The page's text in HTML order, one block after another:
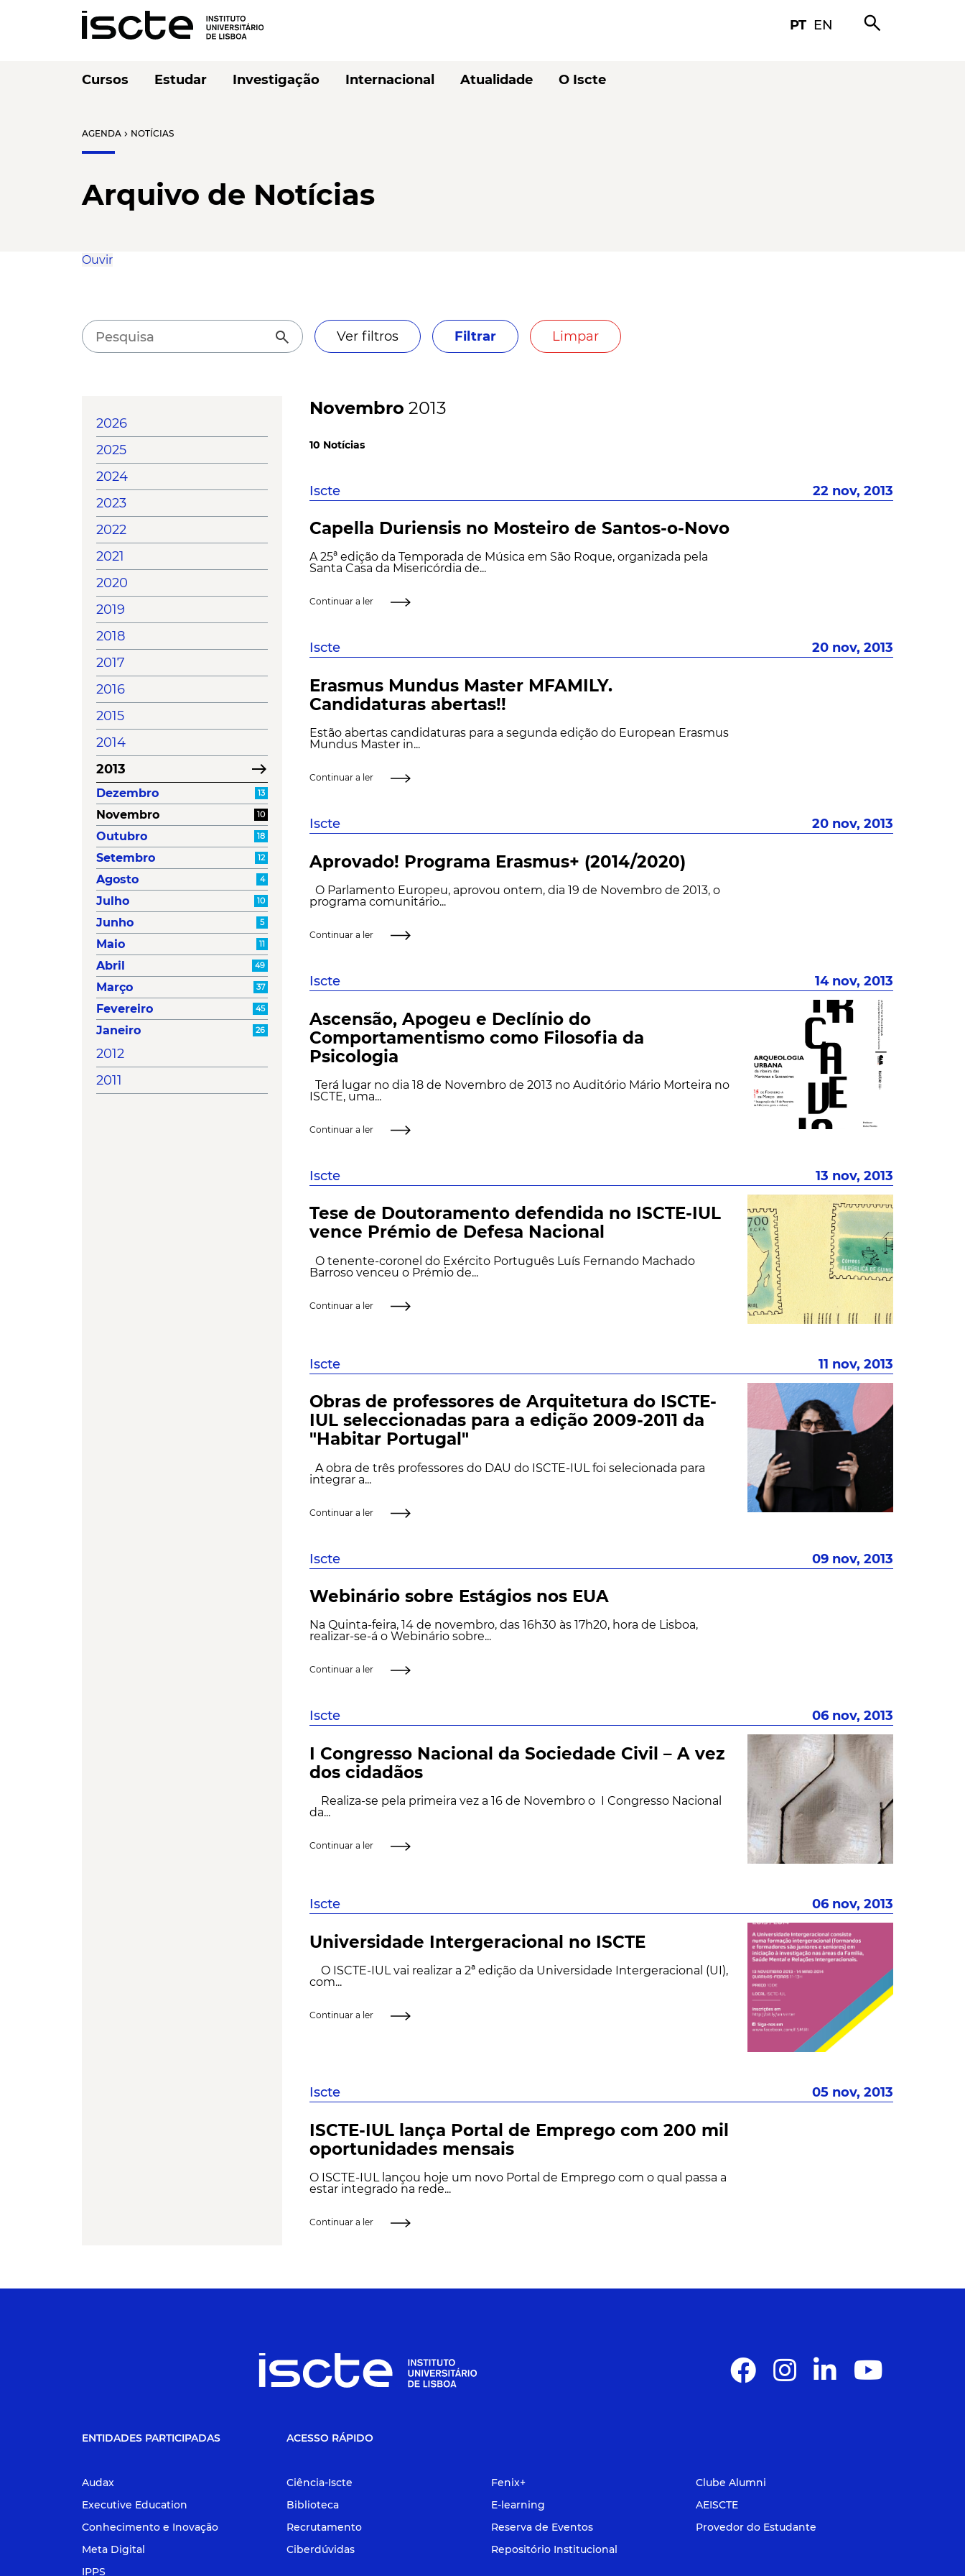
PT EN search
Cursos Estudar Investigação Internacional Atualidade O Iscte
AGENDA chevron_right NOTÍCIAS
Arquivo de Notícias
Ouvir
search Ver filtros Filtrar Limpar
2026
2025
2024
2023
2022
2021
2020
2019
2018
2017
2016
2015
2014
2013
east
Dezembro 13
Novembro 10
Outubro 18
Setembro 12
Agosto 4
Julho 10
Junho 5
Maio 11
Abril 49
Março 37
Fevereiro 45
Janeiro 26
2012
2011
Novembro 2013
10 Notícias
Iscte 22 nov, 2013
Capella Duriensis no Mosteiro de Santos-o-Novo
A 25ª edição da Temporada de Música em São Roque, organizada pela
Santa Casa da Misericórdia de...
Continuar a ler
Iscte 20 nov, 2013
Erasmus Mundus Master MFAMILY.
Candidaturas abertas!!
Estão abertas candidaturas para a segunda edição do European Erasmus
Mundus Master in...
Continuar a ler
Iscte 20 nov, 2013
Aprovado! Programa Erasmus+ (2014/2020)
O Parlamento Europeu, aprovou ontem, dia 19 de Novembro de 2013, o
programa comunitário...
Continuar a ler
Iscte 14 nov, 2013
Ascensão, Apogeu e Declínio do
Comportamentismo como Filosofia da
Psicologia
Terá lugar no dia 18 de Novembro de 2013 no Auditório Mário Morteira no
ISCTE, uma...
Continuar a ler
Iscte 13 nov, 2013
Tese de Doutoramento defendida no ISCTE-IUL
vence Prémio de Defesa Nacional
O tenente-coronel do Exército Português Luís Fernando Machado
Barroso venceu o Prémio de...
Continuar a ler
Iscte 11 nov, 2013
Obras de professores de Arquitetura do ISCTE-
IUL seleccionadas para a edição 2009-2011 da
"Habitar Portugal"
A obra de três professores do DAU do ISCTE-IUL foi selecionada para
integrar a...
Continuar a ler
Iscte 09 nov, 2013
Webinário sobre Estágios nos EUA
Na Quinta-feira, 14 de novembro, das 16h30 às 17h20, hora de Lisboa,
realizar-se-á o Webinário sobre...
Continuar a ler
Iscte 06 nov, 2013
I Congresso Nacional da Sociedade Civil – A vez
dos cidadãos
Realiza-se pela primeira vez a 16 de Novembro o I Congresso Nacional
da...
Continuar a ler
Iscte 06 nov, 2013
Universidade Intergeracional no ISCTE
O ISCTE-IUL vai realizar a 2ª edição da Universidade Intergeracional (UI),
com...
Continuar a ler
Iscte 05 nov, 2013
ISCTE-IUL lança Portal de Emprego com 200 mil
oportunidades mensais
O ISCTE-IUL lançou hoje um novo Portal de Emprego com o qual passa a
estar integrado na rede...
Continuar a ler
ENTIDADES PARTICIPADAS
Audax
Executive Education
Conhecimento e Inovação
Meta Digital
IPPS
ACESSO RÁPIDO
Ciência-Iscte
Biblioteca
Recrutamento
Ciberdúvidas
Fenix+
E-learning
Reserva de Eventos
Repositório Institucional
Clube Alumni
AEISCTE
Provedor do Estudante